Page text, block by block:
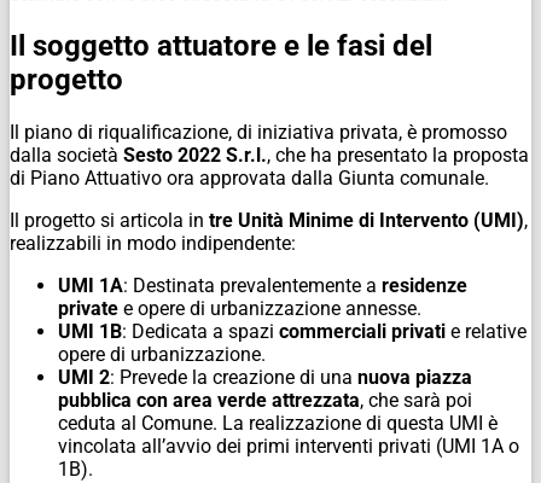
Il soggetto attuatore e le fasi del
progetto
Il piano di riqualificazione, di iniziativa privata, è promosso
dalla società Sesto 2022 S.r.l., che ha presentato la proposta
di Piano Attuativo ora approvata dalla Giunta comunale.
Il progetto si articola in tre Unità Minime di Intervento (UMI),
realizzabili in modo indipendente:
UMI 1A: Destinata prevalentemente a residenze
private e opere di urbanizzazione annesse.
UMI 1B: Dedicata a spazi commerciali privati e relative
opere di urbanizzazione.
UMI 2: Prevede la creazione di una nuova piazza
pubblica con area verde attrezzata, che sarà poi
ceduta al Comune. La realizzazione di questa UMI è
vincolata all’avvio dei primi interventi privati (UMI 1A o
1B).